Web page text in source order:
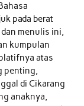
pada berat
menulis ini,
kumpulan
atas
penting,
di Cikarang
anaknya,